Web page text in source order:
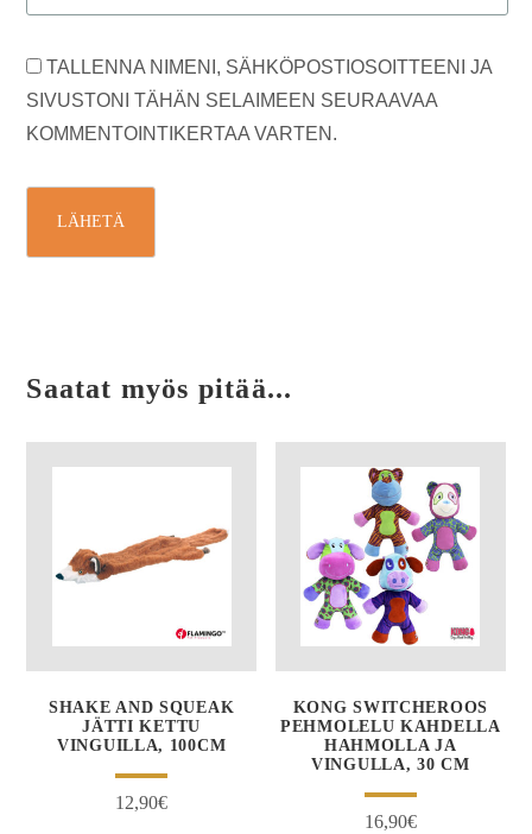
TALLENNA NIMENI, SÄHKÖPOSTIOSOITTEENI JA
SIVUSTONI TÄHÄN SELAIMEEN SEURAAVAA
KOMMENTOINTIKERTAA VARTEN.
Saatat myös pitää...
SHAKE AND SQUEAK
JÄTTI KETTU
VINGUILLA, 100CM
12,90€
KONG SWITCHEROOS
PEHMOLELU KAHDELLA
HAHMOLLA JA
VINGULLA, 30 CM
16,90€